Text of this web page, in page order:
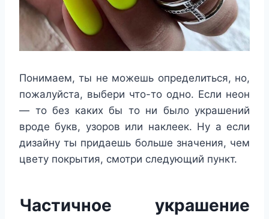
Понимаем, ты не можешь определиться, но,
пожалуйста, выбери что-то одно. Если неон
— то без каких бы то ни было украшений
вроде букв, узоров или наклеек. Ну а если
дизайну ты придаешь больше значения, чем
цвету покрытия, смотри следующий пункт.
Частичное украшение